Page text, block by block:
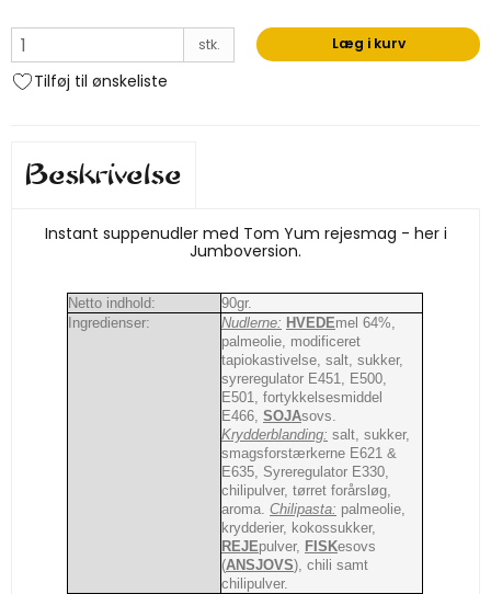
stk. Læg i kurv
Tilføj til ønskeliste
Beskrivelse
Instant suppenudler med Tom Yum rejesmag - her i
Jumboversion.
Netto indhold:
90gr.
Ingredienser:
Nudlerne: HVEDEmel 64%,
palmeolie, modificeret
tapiokastivelse, salt, sukker,
syreregulator E451, E500,
E501, fortykkelsesmiddel
E466, SOJAsovs.
Krydderblanding: salt, sukker,
smagsforstærkerne E621 &
E635, Syreregulator E330,
chilipulver, tørret forårsløg,
aroma. Chilipasta: palmeolie,
krydderier, kokossukker,
REJEpulver, FISKesovs
(ANSJOVS), chili samt
chilipulver.